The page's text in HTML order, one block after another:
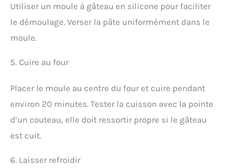
Utiliser un moule à gâteau en silicone pour faciliter
le démoulage. Verser la pâte uniformément dans le
moule.
5. Cuire au four
Placer le moule au centre du four et cuire pendant
environ 20 minutes. Tester la cuisson avec la pointe
d’un couteau, elle doit ressortir propre si le gâteau
est cuit.
6. Laisser refroidir